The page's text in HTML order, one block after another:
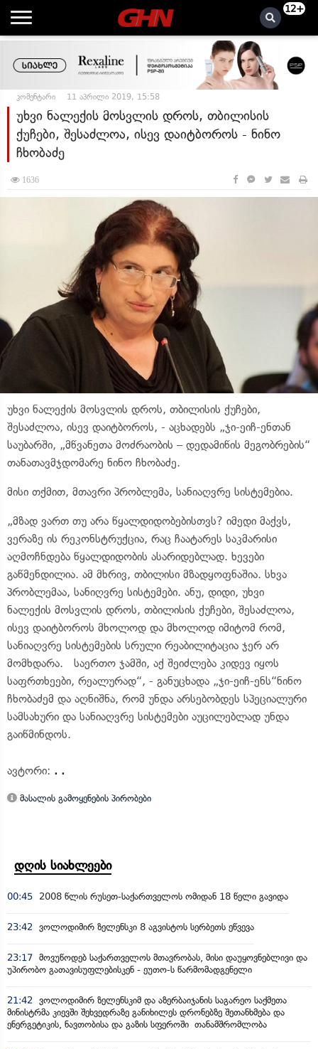
12+
კომენტარი 11 აპრილი 2019, 15:58
უხვი ნალექის მოსვლის დროს, თბილისის
ქუჩები, შესაძლოა, ისევ დაიტბოროს - ნინო
ჩხობაძე
1636
უხვი ნალექის მოსვლის დროს, თბილისის ქუჩები,
შესაძლოა, ისევ დაიტბოროს, - აცხადებს „ჯი-ეიჩ-ენთან
საუბარში, „მწვანეთა მოძრაობის – დედამიწის მეგობრების“
თანათავმჯდომარე ნინო ჩხობაძე.
მისი თქმით, მთავრი პრობლემა, სანიაღვრე სისტემებია.
„მზად ვართ თუ არა წყალდიდობებისთვს? იმედი მაქვს,
ვერაზე ის რეკონსტრუქცია, რაც ჩაატარეს საკმარისი
აღმოჩნდება წყალდიდობის ასარიდებლად. ხევები
გაწმენდილია. ამ მხრივ, თბილისი მზადყოფნაშია. სხვა
პრობლემაა, სანიღვრე სისტემები. ანუ, დიდი, უხვი
ნალექის მოსვლის დროს, თბილისის ქუჩები, შესაძლოა,
ისევ დაიტბოროს მხოლოდ და მხოლოდ იმიტომ რომ,
სანიაღვრე სისტემების სრული რეაბილიტაცია ჯერ არ
მომხდარა. საერთო ჯამში, აქ შეიძლება კიდევ იყოს
საფრთხეები, რეალურად“, - განუცხადა „ჯი-ეიჩ-ენს“ნინო
ჩხობაძემ და აღნიშნა, რომ უნდა არსებობდეს სპეციალური
სამსახური და სანიაღვრე სისტემები აუცილებლად უნდა
გაიწმინდოს.
ავტორი: . .
მასალის გამოყენების პირობები
დღის სიახლეები
00:45 2008 წლის რუსეთ-საქართველოს ომიდან 18 წელი გავიდა
23:42 ვოლოდიმირ ზელენსკი 8 აგვისტოს სერბეთს ეწვევა
23:17 მოვუწოდებ საქართველოს მთავრობას, მისი დაუყოვნებლივი და
უპირობო გათავისუფლებისკენ - ეუთო-ს წარმომადგენელი
21:42 ვოლოდიმირ ზელენსკიმ და აზერბაიჯანის საგარეო საქმეთა
მინისტრმა კიევში შეხვედრაზე განიხილეს დრონებზე შეთანხმება და
ენერგეტიკის, ნავთობისა და გაზის სფეროში თანამშრომლობა